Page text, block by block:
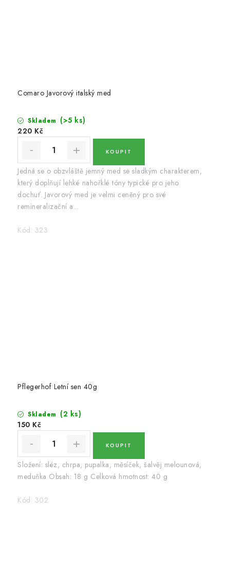
Comaro Javorový italský med
Skladem (>5 ks)
220 Kč
Jedná se o obzvláště jemný med se sladkým charakterem,
který doplňují lehké nahořklé tóny typické pro jeho
dochuť. Javorový med je velmi ceněný pro své
remineralizační a...
Kód: 323
Pflegerhof Letní sen 40g
Skladem (2 ks)
150 Kč
Složení: sléz, chrpa, pupalka, měsíček, šalvěj melounová,
meduňka Obsah: 18 g Celková hmotnost: 40 g
Kód: 302